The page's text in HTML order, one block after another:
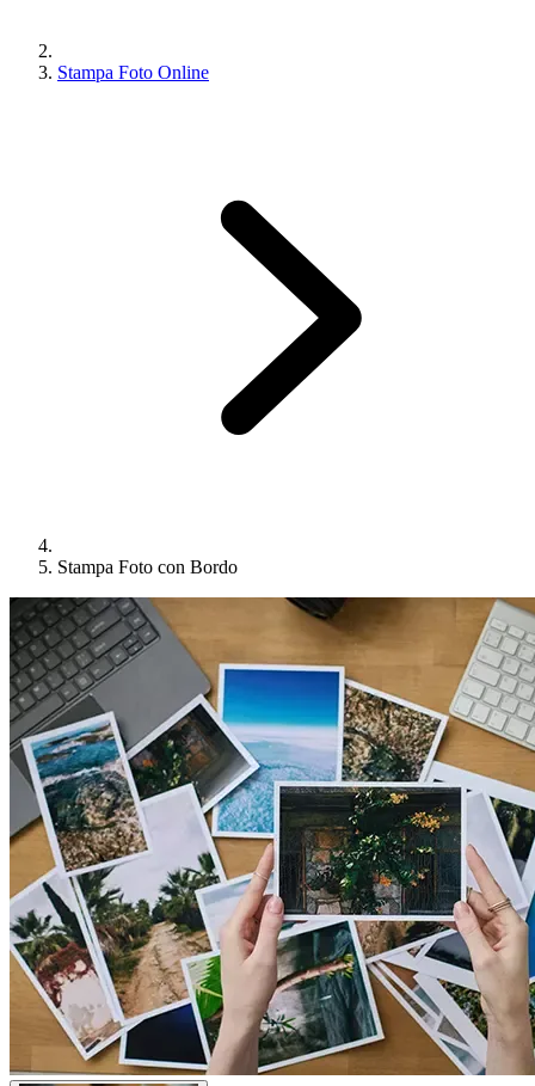
Stampa Foto Online
Stampa Foto con Bordo